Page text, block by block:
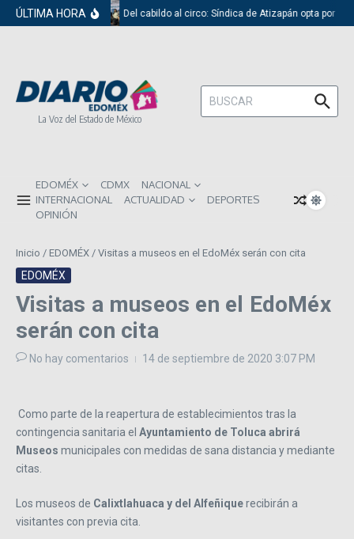
Saltar al contenido
ÚLTIMA HORA Del cabildo al circo: Síndica de Atizapán opta por el
La Voz del Estado de México
Buscar:
EDOMÉX CDMX
NACIONAL
INTERNACIONAL
ACTUALIDAD
DEPORTES
OPINIÓN
Inicio / EDOMÉX / Visitas a museos en el EdoMéx serán con cita
EDOMÉX
Visitas a museos en el EdoMéx
serán con cita
No hay comentarios 14 de septiembre de 2020 3:07 PM
Como parte de la reapertura de establecimientos tras la
contingencia sanitaria el Ayuntamiento de Toluca abrirá
Museos municipales con medidas de sana distancia y mediante
citas.
Los museos de Calixtlahuaca y del Alfeñiquerecibirán a
visitantes con previa cita.